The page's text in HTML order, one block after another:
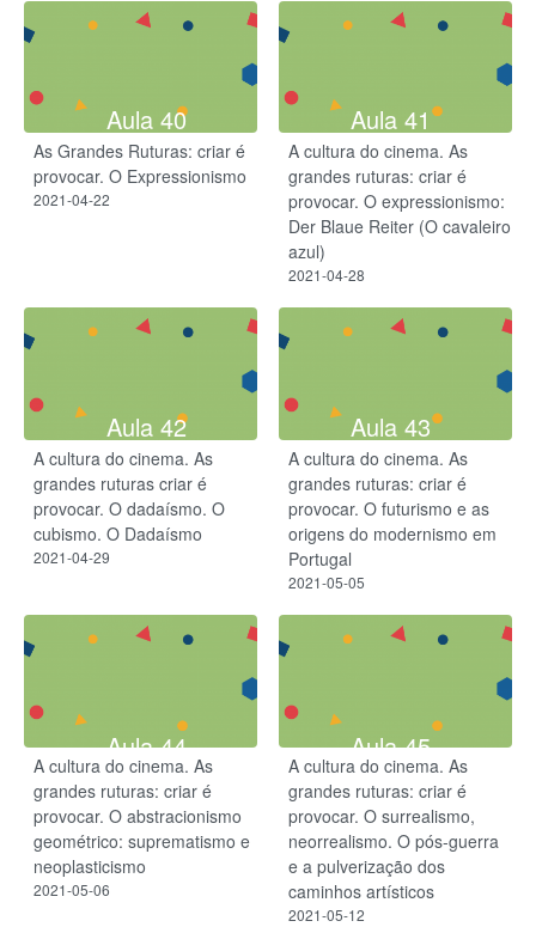
Aula 40
As Grandes Ruturas: criar é
provocar. O Expressionismo
2021-04-22
Aula 41
A cultura do cinema. As
grandes ruturas: criar é
provocar. ​O expressionismo:
Der Blaue Reiter (O cavaleiro
azul)
2021-04-28
Aula 42
A cultura do cinema. As
grandes ruturas criar é
provocar. ​O dadaísmo. O
cubismo. O Dadaísmo
2021-04-29
Aula 43
A cultura do cinema. As
grandes ruturas: criar é
provocar. O futurismo e as
origens do modernismo em
Portugal
2021-05-05
Aula 44
A cultura do cinema. As
grandes ruturas: criar é
provocar. O abstracionismo
geométrico: suprematismo e
neoplasticismo
2021-05-06
Aula 45
A cultura do cinema. As
grandes ruturas: criar é
provocar. O surrealismo,
neorrealismo. O pós-guerra
e a pulverização dos
caminhos artísticos
2021-05-12